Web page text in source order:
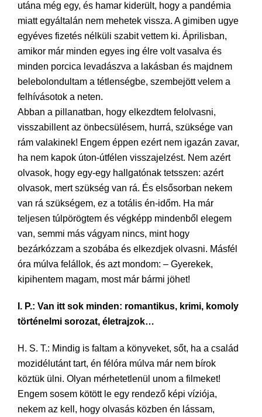
utána még egy, és hamar kiderült, hogy a pandémia
miatt egyáltalán nem mehetek vissza. A gimiben ugye
egyéves fizetés nélküli szabit vettem ki. Áprilisban,
amikor már minden egyes ing élre volt vasalva és
minden porcica levadászva a lakásban és majdnem
belebolondultam a tétlenségbe, szembejött velem a
felhívásotok a neten.
Abban a pillanatban, hogy elkezdtem felolvasni,
visszabillent az önbecsülésem, hurrá, szüksége van
rám valakinek! Engem éppen ezért nem igazán zavar,
ha nem kapok úton-útfélen visszajelzést. Nem azért
olvasok, hogy egy-egy hallgatónak tetsszen: azért
olvasok, mert szükség van rá. És elsősorban nekem
van rá szükségem, ez a totális én-időm. Ha már
teljesen túlpörögtem és végképp mindenből elegem
van, semmi más vágyam nincs, mint hogy
bezárkózzam a szobába és elkezdjek olvasni. Másfél
óra múlva felállok, és azt mondom: – Gyerekek,
kipihentem magam, most már bármi jöhet!
I. P.: Van itt sok minden: romantikus, krimi, komoly
történelmi sorozat, életrajzok…
H. S. T.: Mindig is faltam a könyveket, sőt, ha a család
mozidélutánt tart, én félóra múlva már nem bírok
köztük ülni. Olyan mérhetetlenül unom a filmeket!
Engem sosem kötött le egy rendező képi víziója,
nekem az kell, hogy olvasás közben én lássam,